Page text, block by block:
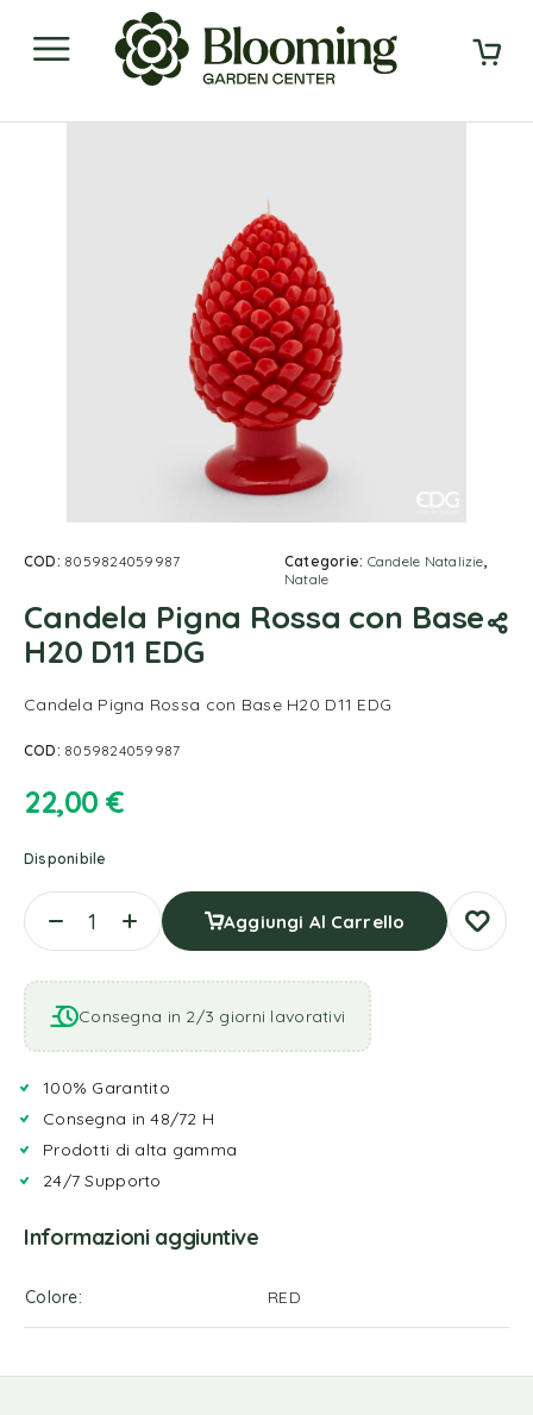
COD: 8059824059987 Categorie: Candele Natalizie,
Natale
Candela Pigna Rossa con Base
H20 D11 EDG
Candela Pigna Rossa con Base H20 D11 EDG
COD: 8059824059987
22,00 €
Disponibile
Aggiungi Al Carrello
Consegna in 2/3 giorni lavorativi
100% Garantito
Consegna in 48/72 H
Prodotti di alta gamma
24/7 Supporto
Informazioni aggiuntive
Colore RED